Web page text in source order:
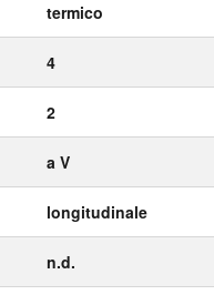
termico
4
2
a V
longitudinale
n.d.